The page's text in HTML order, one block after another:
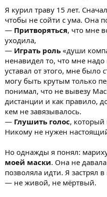
Я курил траву 15 лет.
чтобы не сойти с ума. Она
— Притворяться, что мне
уходила,
— Играть роль «души
ненавидел то, что мне надо
уставал от этого, мне
могу быть крутым только
понимал, что не вывезу
дистанции и как правило,
кем не завязывалось.
— Глушить голос,
Никому не нужен
Но однажды я понял:
моей маски. Она не
позволяла идти. Я застрял
— не живой, не мёртвый.